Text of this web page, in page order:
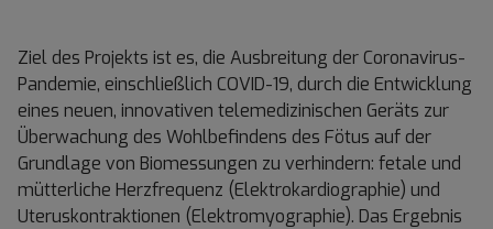
Ziel des Projekts ist es, die Ausbreitung der Coronavirus-
Pandemie, einschließlich COVID-19, durch die Entwicklung
eines neuen, innovativen telemedizinischen Geräts zur
Überwachung des Wohlbefindens des Fötus auf der
Grundlage von Biomessungen zu verhindern: fetale und
mütterliche Herzfrequenz (Elektrokardiographie) und
Uteruskontraktionen (Elektromyographie). Das Ergebnis